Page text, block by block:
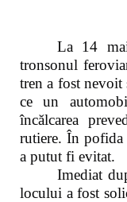
La 14
tronsonul
tren a fost nevoit
ce un
încălcarea
rutiere. În
a putut fi evitat.
Imediat
locului a fost